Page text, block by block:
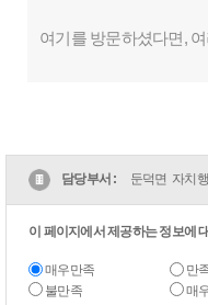
여기를 방문하셨다면,
담당부서 : 둔덕면 자치
이 페이지에서 제공하는 정보에
매우만족 만
불만족
매